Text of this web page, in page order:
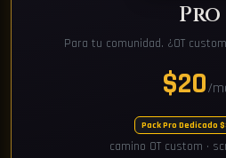
Pro
Para tu comunidad. ¿OT
$20/
Pack Pro Dedicado
camino OT custom ·